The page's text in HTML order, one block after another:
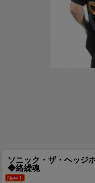
ソニック・ザ・ヘッジ
◆絡繰魂